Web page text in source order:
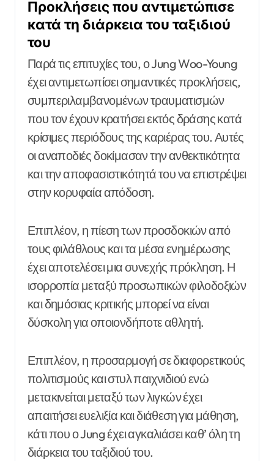
Προκλήσεις που αντιμετώπισε
κατά τη διάρκεια του ταξιδιού
του
Παρά τις επιτυχίες του, ο Jung Woo-Young
έχει αντιμετωπίσει σημαντικές προκλήσεις,
συμπεριλαμβανομένων τραυματισμών
που τον έχουν κρατήσει εκτός δράσης κατά
κρίσιμες περιόδους της καριέρας του. Αυτές
οι αναποδιές δοκίμασαν την ανθεκτικότητα
και την αποφασιστικότητά του να επιστρέψει
στην κορυφαία απόδοση.
Επιπλέον, η πίεση των προσδοκιών από
τους φιλάθλους και τα μέσα ενημέρωσης
έχει αποτελέσει μια συνεχής πρόκληση. Η
ισορροπία μεταξύ προσωπικών φιλοδοξιών
και δημόσιας κριτικής μπορεί να είναι
δύσκολη για οποιονδήποτε αθλητή.
Επιπλέον, η προσαρμογή σε διαφορετικούς
πολιτισμούς και στυλ παιχνιδιού ενώ
μετακινείται μεταξύ των λιγκών έχει
απαιτήσει ευελιξία και διάθεση για μάθηση,
κάτι που ο Jung έχει αγκαλιάσει καθ’ όλη τη
διάρκεια του ταξιδιού του.